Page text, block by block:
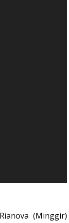
(Minggir)